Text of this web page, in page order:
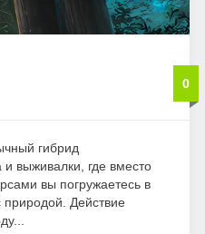
0
гибрид
и выживалки, где вместо
вы погружаетесь в
Действие